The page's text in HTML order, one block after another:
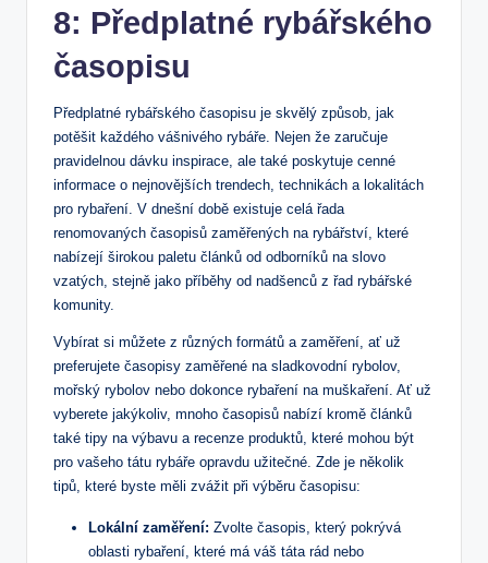
8: Předplatné rybářského
časopisu
Předplatné rybářského časopisu je skvělý způsob, jak
potěšit každého vášnivého rybáře. Nejen že zaručuje
pravidelnou dávku inspirace, ale také poskytuje cenné
informace o nejnovějších trendech, technikách a lokalitách
pro rybaření. V dnešní době existuje celá řada
renomovaných časopisů zaměřených na rybářství, které
nabízejí širokou paletu článků od odborníků na slovo
vzatých, stejně jako příběhy od nadšenců z řad rybářské
komunity.
Vybírat si můžete z různých formátů a zaměření, ať už
preferujete časopisy zaměřené na sladkovodní rybolov,
mořský rybolov nebo dokonce rybaření na muškaření. Ať už
vyberete jakýkoliv, mnoho časopisů nabízí kromě článků
také tipy na výbavu a recenze produktů, které mohou být
pro vašeho tátu rybáře opravdu užitečné. Zde je několik
tipů, které byste měli zvážit při výběru časopisu:
Lokální zaměření: Zvolte časopis, který pokrývá
oblasti rybaření, které má váš táta rád nebo